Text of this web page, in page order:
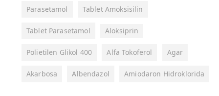
Parasetamol Tablet Amoksisilin
Tablet Parasetamol Aloksiprin
Polietilen Glikol 400 Alfa Tokoferol Agar
Akarbosa Albendazol Amiodaron Hidroklorida